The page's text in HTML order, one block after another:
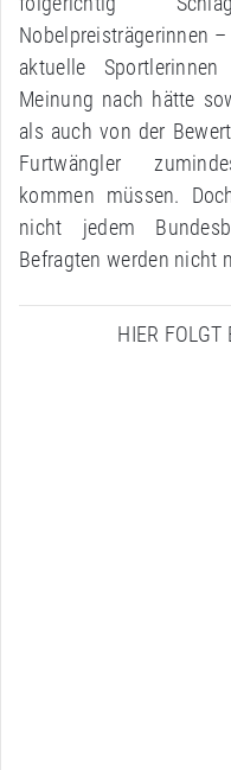
Nobelpreisträgerinnen
aktuelle
Meinung nach hätte
als auch von der
Furtwängler
kommen müssen.
nicht jedem
Befragten werden nicht
HIER FOLGT